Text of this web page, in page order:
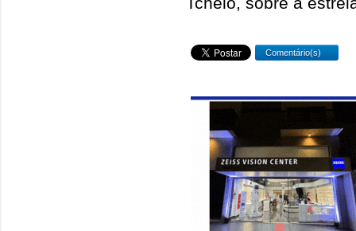
Comentário(s)